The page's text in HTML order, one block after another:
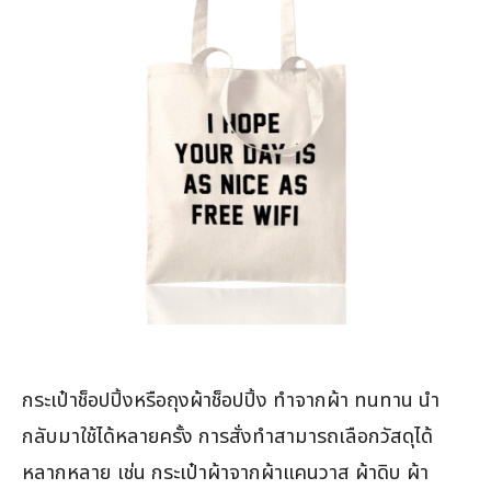
กระเป๋าช็อปปิ้งหรือถุงผ้าช็อปปิ้ง ทำจากผ้า ทนทาน นำ
กลับมาใช้ได้หลายครั้ง การสั่งทำสามารถเลือกวัสดุได้
หลากหลาย เช่น กระเป๋าผ้าจากผ้าแคนวาส ผ้าดิบ ผ้า